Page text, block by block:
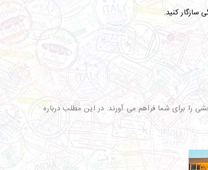
سازگار کنید.
را برای شما فراهم می آورند. در این مطلب درباره